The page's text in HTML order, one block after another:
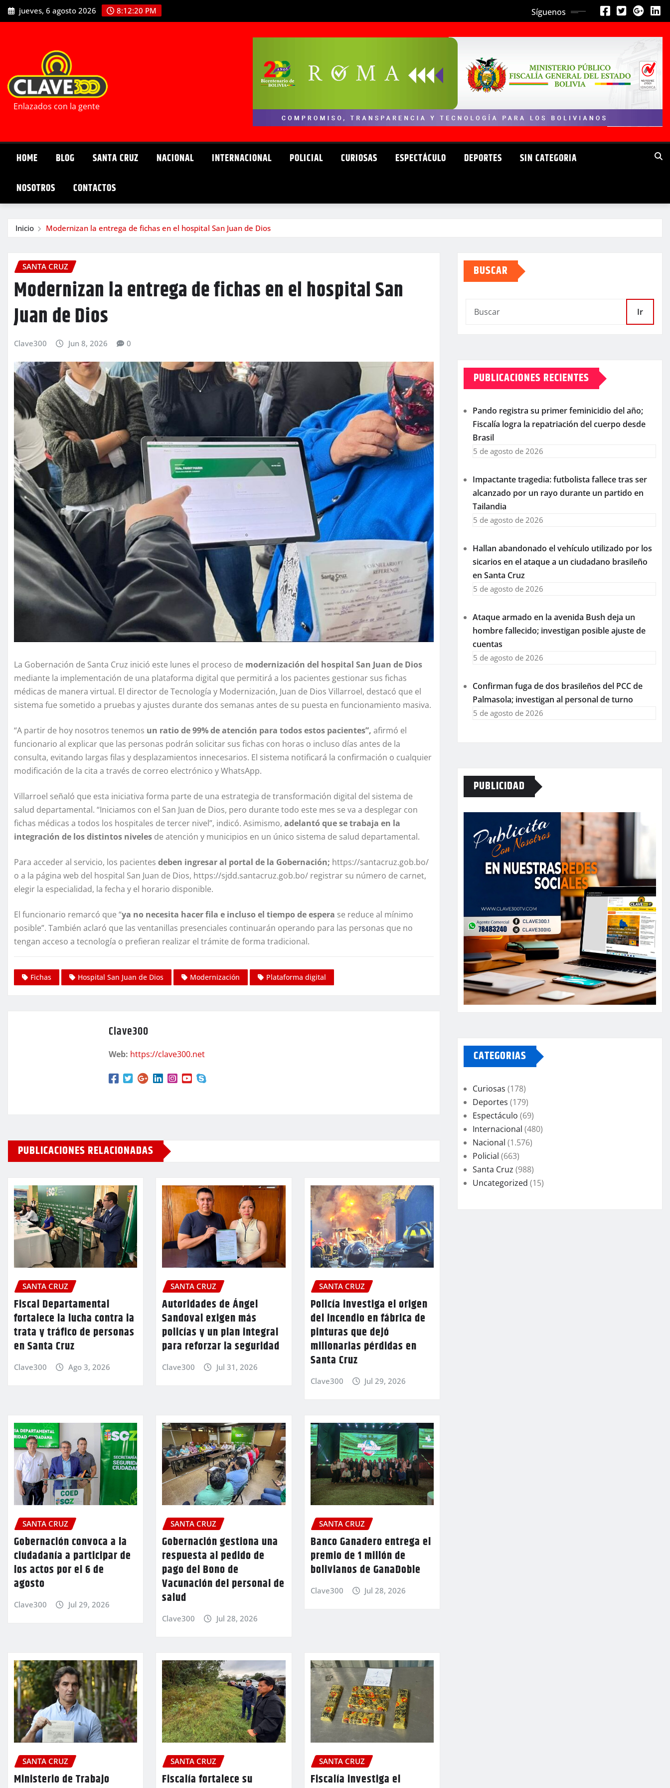
Saltar
al
jueves, 6 agosto 2026 8:12:22 PM Síguenos
Enlazados con la gente
HOME BLOG SANTA CRUZ NACIONAL INTERNACIONAL POLICIAL CURIOSAS ESPECTÁCULO DEPORTES SIN CATEGORIA
NOSOTROS CONTACTOS
Inicio Modernizan la entrega de fichas en el hospital San Juan de Dios
SANTA CRUZ
Modernizan la entrega de fichas en el hospital San
Juan de Dios
Clave300 Jun 8, 2026 0
La Gobernación de Santa Cruz inició este lunes el proceso de modernización del hospital San Juan de Dios
mediante la implementación de una plataforma digital que permitirá a los pacientes gestionar sus fichas
médicas de manera virtual. El director de Tecnología y Modernización, Juan de Dios Villarroel, destacó que el
sistema fue sometido a pruebas y ajustes durante dos semanas antes de su puesta en funcionamiento masiva.
“A partir de hoy nosotros tenemos un ratio de 99% de atención para todos estos pacientes”, afirmó el
funcionario al explicar que las personas podrán solicitar sus fichas con horas o incluso días antes de la
consulta, evitando largas filas y desplazamientos innecesarios. El sistema notificará la confirmación o cualquier
modificación de la cita a través de correo electrónico y WhatsApp.
Villarroel señaló que esta iniciativa forma parte de una estrategia de transformación digital del sistema de
salud departamental. “Iniciamos con el San Juan de Dios, pero durante todo este mes se va a desplegar con
fichas médicas a todos los hospitales de tercer nivel”, indicó. Asimismo, adelantó que se trabaja en la
integración de los distintos niveles de atención y municipios en un único sistema de salud departamental.
Para acceder al servicio, los pacientes deben ingresar al portal de la Gobernación; https://santacruz.gob.bo/
o a la página web del hospital San Juan de Dios, https://sjdd.santacruz.gob.bo/ registrar su número de carnet,
elegir la especialidad, la fecha y el horario disponible.
El funcionario remarcó que “ya no necesita hacer fila e incluso el tiempo de espera se reduce al mínimo
posible”. También aclaró que las ventanillas presenciales continuarán operando para las personas que no
tengan acceso a tecnología o prefieran realizar el trámite de forma tradicional.
Fichas Hospital San Juan de Dios Modernización Plataforma digital
Clave300
Web: https://clave300.net
PUBLICACIONES RELACIONADAS
SANTA CRUZ
Fiscal Departamental
fortalece la lucha contra la
trata y tráfico de personas
en Santa Cruz
Clave300 Ago 3, 2026
SANTA CRUZ
Autoridades de Ángel
Sandoval exigen más
policías y un plan integral
para reforzar la seguridad
Clave300 Jul 31, 2026
SANTA CRUZ
Policía investiga el origen
del incendio en fábrica de
pinturas que dejó
millonarias pérdidas en
Santa Cruz
Clave300 Jul 29, 2026
SANTA CRUZ
Gobernación convoca a la
ciudadanía a participar de
los actos por el 6 de
agosto
Clave300 Jul 29, 2026
SANTA CRUZ
Gobernación gestiona una
respuesta al pedido de
pago del Bono de
Vacunación del personal de
salud
Clave300 Jul 28, 2026
SANTA CRUZ
Banco Ganadero entrega el
premio de 1 millón de
bolivianos de GanaDoble
Clave300 Jul 28, 2026
SANTA CRUZ
Ministerio de Trabajo
SANTA CRUZ
Fiscalía fortalece su
SANTA CRUZ
Fiscalía investiga el
BUSCAR
Ir
PUBLICACIONES RECIENTES
Pando registra su primer feminicidio del año;
Fiscalía logra la repatriación del cuerpo desde
Brasil
5 de agosto de 2026
Impactante tragedia: futbolista fallece tras ser
alcanzado por un rayo durante un partido en
Tailandia
5 de agosto de 2026
Hallan abandonado el vehículo utilizado por los
sicarios en el ataque a un ciudadano brasileño
en Santa Cruz
5 de agosto de 2026
Ataque armado en la avenida Bush deja un
hombre fallecido; investigan posible ajuste de
cuentas
5 de agosto de 2026
Confirman fuga de dos brasileños del PCC de
Palmasola; investigan al personal de turno
5 de agosto de 2026
PUBLICIDAD
CATEGORIAS
Curiosas (178)
Deportes (179)
Espectáculo (69)
Internacional (480)
Nacional (1.576)
Policial (663)
Santa Cruz (988)
Uncategorized (15)